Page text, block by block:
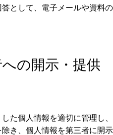
として、電子メールや資料の
の開示・提供
た個人情報を適切に管理し、
き、個人情報を第三者に開示